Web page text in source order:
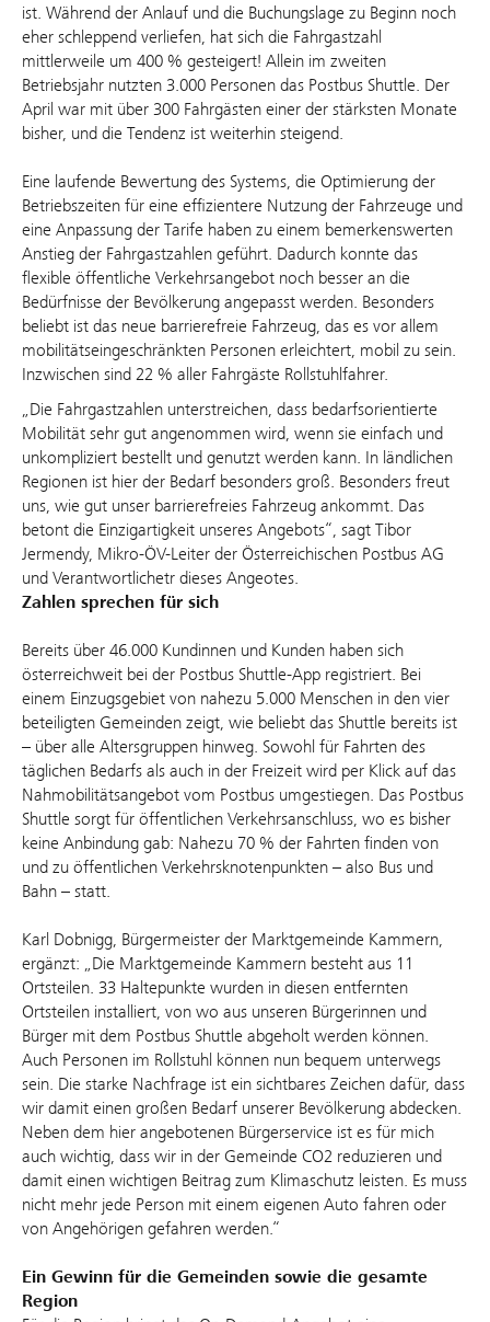
ist. Während der Anlauf und die Buchungslage zu Beginn noch
eher schleppend verliefen, hat sich die Fahrgastzahl
mittlerweile um 400 % gesteigert! Allein im zweiten
Betriebsjahr nutzten 3.000 Personen das Postbus Shuttle. Der
April war mit über 300 Fahrgästen einer der stärksten Monate
bisher, und die Tendenz ist weiterhin steigend.
Eine laufende Bewertung des Systems, die Optimierung der
Betriebszeiten für eine effizientere Nutzung der Fahrzeuge und
eine Anpassung der Tarife haben zu einem bemerkenswerten
Anstieg der Fahrgastzahlen geführt. Dadurch konnte das
flexible öffentliche Verkehrsangebot noch besser an die
Bedürfnisse der Bevölkerung angepasst werden. Besonders
beliebt ist das neue barrierefreie Fahrzeug, das es vor allem
mobilitätseingeschränkten Personen erleichtert, mobil zu sein.
Inzwischen sind 22 % aller Fahrgäste Rollstuhlfahrer.
Zahlen sprechen für sich
„Die Fahrgastzahlen unterstreichen, dass bedarfsorientierte
Mobilität sehr gut angenommen wird, wenn sie einfach und
unkompliziert bestellt und genutzt werden kann. In ländlichen
Regionen ist hier der Bedarf besonders groß. Besonders freut
uns, wie gut unser barrierefreies Fahrzeug ankommt. Das
betont die Einzigartigkeit unseres Angebots“, sagt Tibor
Jermendy, Mikro-ÖV-Leiter der Österreichischen Postbus AG
und Verantwortlichetr dieses Angeotes.
Bereits über 46.000 Kundinnen und Kunden haben sich
österreichweit bei der Postbus Shuttle-App registriert. Bei
einem Einzugsgebiet von nahezu 5.000 Menschen in den vier
beteiligten Gemeinden zeigt, wie beliebt das Shuttle bereits ist
– über alle Altersgruppen hinweg. Sowohl für Fahrten des
täglichen Bedarfs als auch in der Freizeit wird per Klick auf das
Nahmobilitätsangebot vom Postbus umgestiegen. Das Postbus
Shuttle sorgt für öffentlichen Verkehrsanschluss, wo es bisher
keine Anbindung gab: Nahezu 70 % der Fahrten finden von
und zu öffentlichen Verkehrsknotenpunkten – also Bus und
Bahn – statt.
Karl Dobnigg, Bürgermeister der Marktgemeinde Kammern,
ergänzt: „Die Marktgemeinde Kammern besteht aus 11
Ortsteilen. 33 Haltepunkte wurden in diesen entfernten
Ortsteilen installiert, von wo aus unseren Bürgerinnen und
Bürger mit dem Postbus Shuttle abgeholt werden können.
Auch Personen im Rollstuhl können nun bequem unterwegs
sein. Die starke Nachfrage ist ein sichtbares Zeichen dafür, dass
wir damit einen großen Bedarf unserer Bevölkerung abdecken.
Neben dem hier angebotenen Bürgerservice ist es für mich
auch wichtig, dass wir in der Gemeinde CO2 reduzieren und
damit einen wichtigen Beitrag zum Klimaschutz leisten. Es muss
nicht mehr jede Person mit einem eigenen Auto fahren oder
von Angehörigen gefahren werden.“
Ein Gewinn für die Gemeinden sowie die gesamte
Region